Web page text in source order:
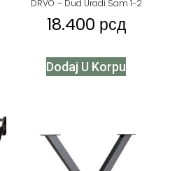
DRVO – Dud Uradi Sam 1-2
18.400 рсд
Dodaj U Korpu